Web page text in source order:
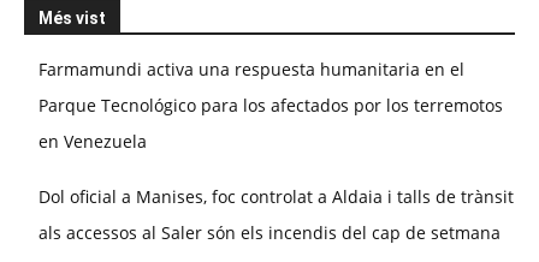
Més vist
Farmamundi activa una respuesta humanitaria en el
Parque Tecnológico para los afectados por los terremotos
en Venezuela
Dol oficial a Manises, foc controlat a Aldaia i talls de trànsit
als accessos al Saler són els incendis del cap de setmana